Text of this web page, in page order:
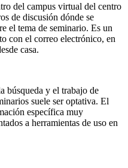
del campus virtual del centro
de discusión dónde se
el tema de seminario. Es un
con el correo electrónico, en
casa.
búsqueda y el trabajo de
suele ser optativa. El
específica muy
a herramientas de uso en